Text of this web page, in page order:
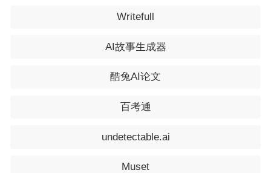
常情况，但它不是万无一失的。学术造假的结论需要仔细、认
DFCI 发言人Ellen Berlin在一份电子邮件声明中写到，DFCI“非
在发给媒体的一份电子邮件声明中，Ghobrial写到，她“知道”这
些指控，并已向《临床癌症研究》和《血液》杂志提交了更
年一篇论文中的一张图片的更正版本，目前杂志正在发布相关
Writefull
AI故事生成器
酷兔AI论文
百考通
undetectable.ai
Muset